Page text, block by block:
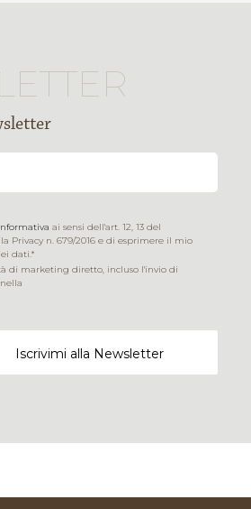
ai sensi dell'art. 12, 13 del
Privacy n. 679/2016 e di esprimere il mio
dati.*
di marketing diretto, incluso l'invio di